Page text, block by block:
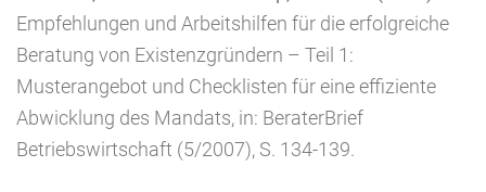
Empfehlungen und Arbeitshilfen für die erfolgreiche
Beratung von Existenzgründern – Teil 1:
Musterangebot und Checklisten für eine effiziente
Abwicklung des Mandats, in: BeraterBrief
Betriebswirtschaft (5/2007), S. 134-139.